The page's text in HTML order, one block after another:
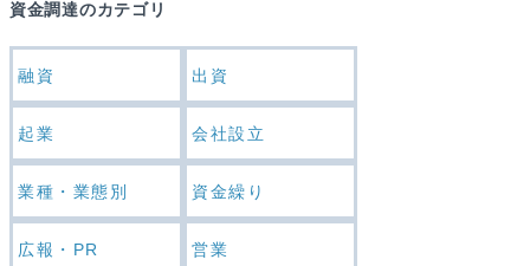
資金調達のカテゴリ
融資 出資
起業 会社設立
業種・業態別 資金繰り
広報・PR 営業